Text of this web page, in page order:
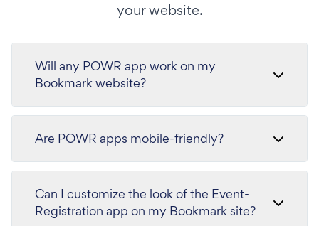
your website.
Will any POWR app work on my
Bookmark website?
Are POWR apps mobile-friendly?
Can I customize the look of the Event-
Registration app on my Bookmark site?